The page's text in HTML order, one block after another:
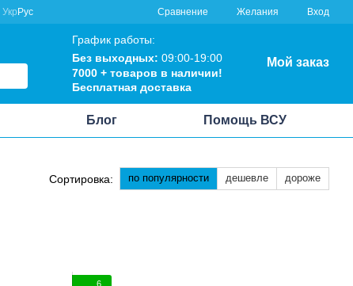
Укр Рус Сравнение Желания Вход
График работы:
Без выходных: 09:00-19:00
7000 + товаров в наличии!
Бесплатная доставка
Мой заказ
Блог Помощь ВСУ
Сортировка: по популярности дешевле дороже
6